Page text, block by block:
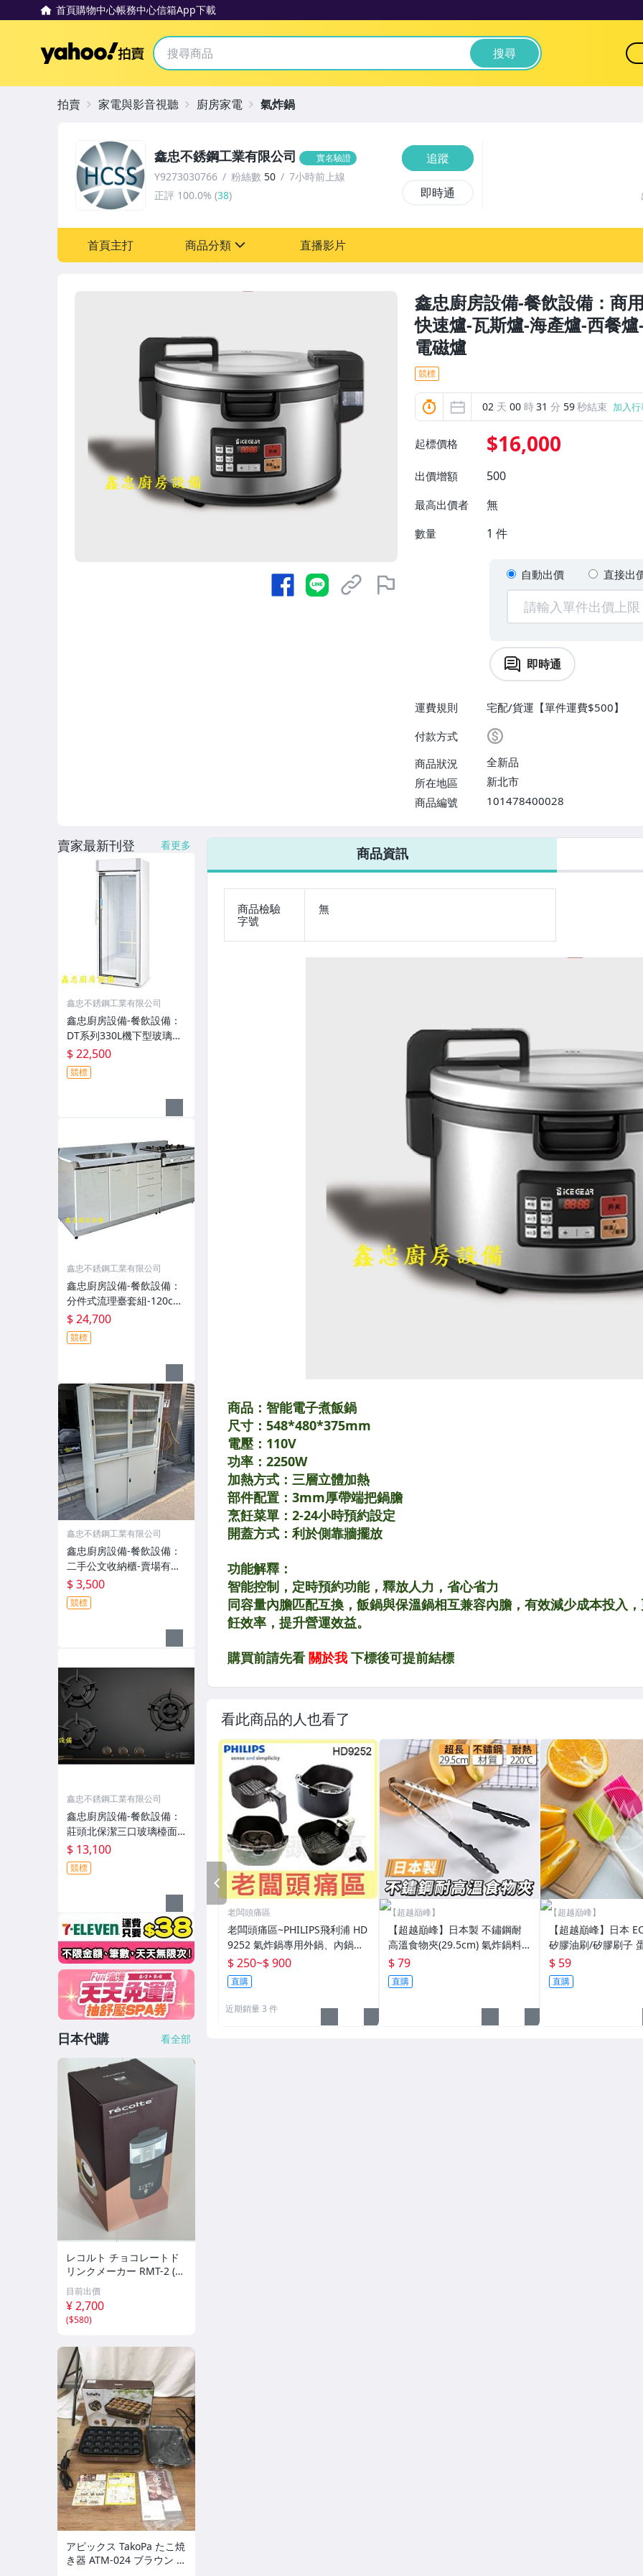
首頁購物中心帳務中心信箱App下載
Yahoo拍賣 搜尋
鑫忠廚房設備-餐飲設備：商
快速爐-瓦斯爐-海產爐-西餐
電磁爐
競標
02 天 00 時31 分 58秒結束 加入
起標價格 $16,000
出價增額 500
最高出價者 無
數量 1 件
自動出價 直接出
即時通
運費規則
宅配/貨運【單件運費$500】
付款方式
商品狀況
全新品
所在地區
新北市
商品編號
101478400028
鑫忠不銹鋼工業有限公司 實名驗證
Y9273030766 粉絲數 50
7小時前上線
正評 100.0% (38)
追蹤
即時通
首頁主打 商品分類 直播影片
拍賣 家電與影音視聽 廚房家電 氣炸鍋
商品資訊
商品檢驗
字號
無
看此商品的人也看了
老闆頭痛區
老闆頭痛區~PHILIPS飛利浦 HD
9252 氣炸鍋專用外鍋、內鍋、
外鍋塞
$ 250~$ 900
直購
近期銷量 3 件
【超越巔峰】
【超越巔峰】日本製 不鏽鋼耐
高溫食物夾(29.5cm) 氣炸鍋料
理夾 矽膠夾 防燙夾 燒烤夾 氣炸
鍋配件 耐熱夾 麵包夾
$ 79
直購
【超越巔峰】
【超越巔峰】日本
矽膠油刷/矽膠刷子
油刷 耐熱烘培刷 烤
配件 長柄油掃 料理
$ 59
直購
PREV
賣家最新刊登 看更多
鑫忠不銹鋼工業有限公司
鑫忠廚房設備-餐飲設備：
DT系列330L機下型玻璃冷
藏展示冰箱-賣場有水槽-烤
箱-快速爐-果汁機-油炸機-
咖啡機-工作台-飲料機-電
磁爐-吧台-西餐爐-煮麵機
$ 22,500
競標
鑫忠不銹鋼工業有限公司
鑫忠廚房設備-餐飲設備：
分件式流理臺套組-120cm
水槽平台抽屜櫥櫃+72cm
嵌入爐台櫥櫃+雙口嵌入爐
全套-賣場有吊櫃、抽油煙
機、電陶爐、微晶調理
$ 24,700
競標
鑫忠不銹鋼工業有限公司
鑫忠廚房設備-餐飲設備：
二手公文收納櫃-賣場有水
槽-油炸機-冰箱-快速爐-吧
台-微波爐-烤箱-煮麵機-發
酵箱-咖啡機-電磁爐
$ 3,500
競標
鑫忠不銹鋼工業有限公司
鑫忠廚房設備-餐飲設備：
莊頭北保潔三口玻璃檯面
爐TG-8533G賣場有流理
台-烤箱-微晶調理爐-冰箱-
熱水器-烘碗機
$ 13,100
競標
日本代購 看全部
レコルト チョコレートド
リンクメーカー RMT-2 (G
Y) Chocolate Drink Maker
recolte 未開封
目前出價
¥ 2,700
($580)
アピックス TakoPa たこ焼
き器 ATM-024 ブラウン 着